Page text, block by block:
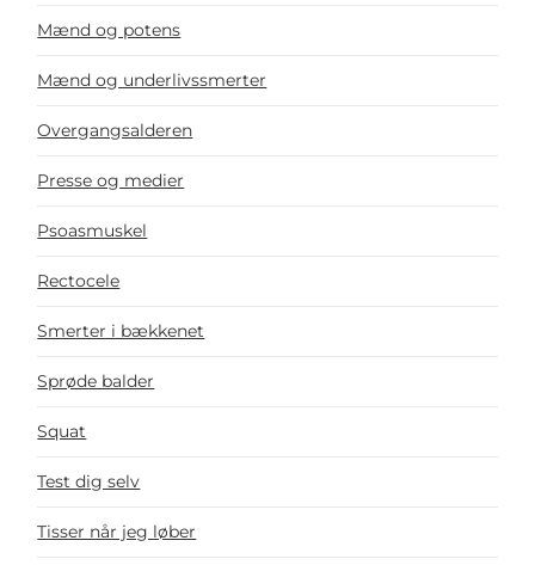
Mænd og potens
Mænd og underlivssmerter
Overgangsalderen
Presse og medier
Psoasmuskel
Rectocele
Smerter i bækkenet
Sprøde balder
Squat
Test dig selv
Tisser når jeg løber